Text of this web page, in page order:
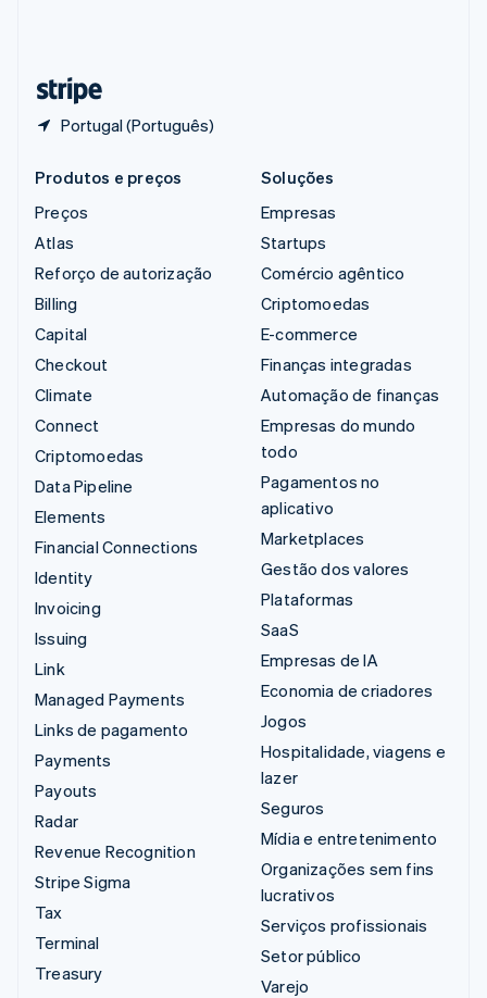
Portugal (Português)
Produtos e preços
Preços
Atlas
Reforço de autorização
Billing
Capital
Checkout
Climate
Connect
Criptomoedas
Data Pipeline
Elements
Financial Connections
Identity
Invoicing
Issuing
Link
Managed Payments
Links de pagamento
Payments
Payouts
Radar
Revenue Recognition
Stripe Sigma
Tax
Terminal
Treasury
Soluções
Empresas
Startups
Comércio agêntico
Criptomoedas
E-commerce
Finanças integradas
Automação de finanças
Empresas do mundo
todo
Pagamentos no
aplicativo
Marketplaces
Gestão dos valores
Plataformas
SaaS
Empresas de IA
Economia de criadores
Jogos
Hospitalidade, viagens e
lazer
Seguros
Mídia e entretenimento
Organizações sem fins
lucrativos
Serviços profissionais
Setor público
Varejo